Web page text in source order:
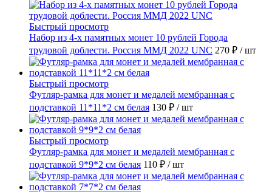
Быстрый просмотр
Набор из 4-х памятных монет 10 рублей Города
трудовой доблести. Россия ММД 2022 UNC 270 ₽ / шт
Быстрый просмотр
Футляр-рамка для монет и медалей мембранная с
подставкой 11*11*2 см белая 130 ₽ / шт
Быстрый просмотр
Футляр-рамка для монет и медалей мембранная с
подставкой 9*9*2 см белая 110 ₽ / шт